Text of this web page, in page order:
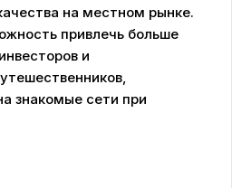
на местном рынке.
привлечь больше
и
знакомые сети при